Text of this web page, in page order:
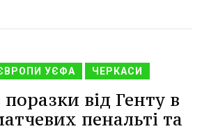
УЄФА ЧЕРКАСИ
від Генту в
пенальті та